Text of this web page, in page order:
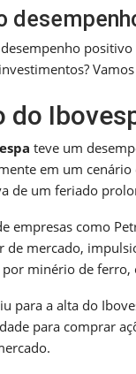
do
teve um
em um
de um feriado
empresas como
mercado,
minério de
para a alta do
para comprar